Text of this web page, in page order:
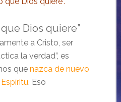
Dios quiere”
a Cristo, ser
la verdad”, es
que nazca de nuevo
. Eso